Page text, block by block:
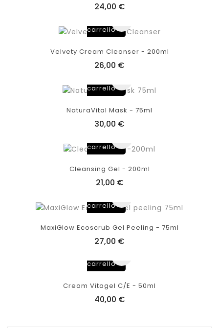
24,00 €
Aggiungi
carrello
Velvety Cream Cleanser - 200ml
26,00 €
Aggiungi
carrello
NaturaVital Mask - 75ml
30,00 €
Aggiungi
carrello
Cleansing Gel - 200ml
21,00 €
Aggiungi
carrello
MaxiGlow Ecoscrub Gel Peeling - 75ml
27,00 €
Aggiungi
carrello
Cream Vitagel C/E - 50ml
40,00 €